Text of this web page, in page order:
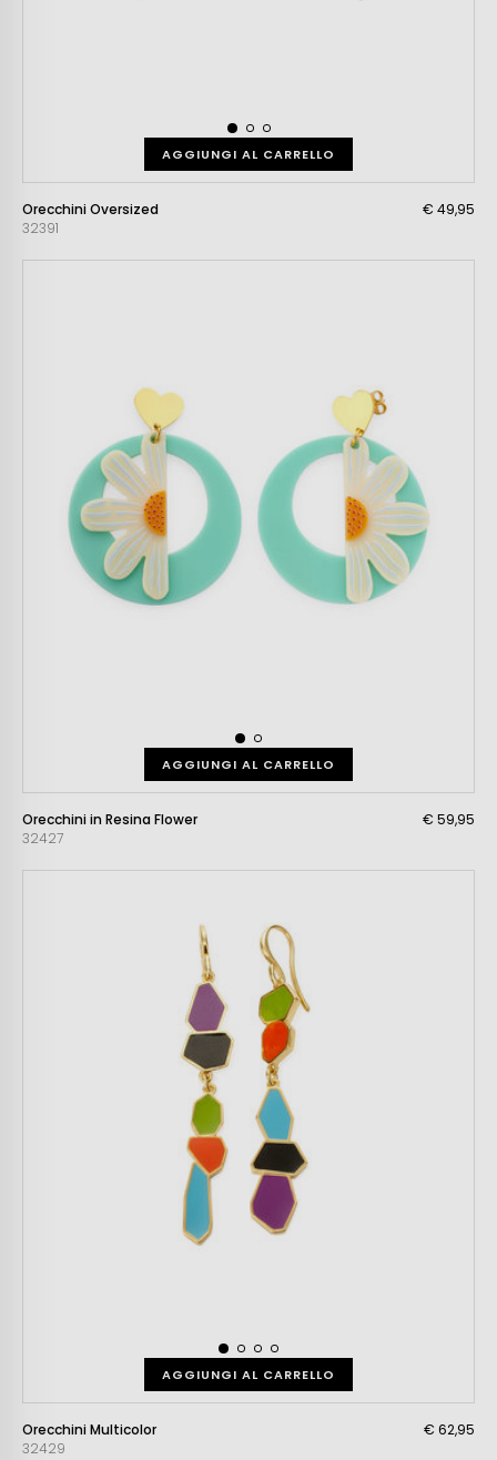
AGGIUNGI AL CARRELLO
Orecchini Oversized
32391
€ 49,95
AGGIUNGI AL CARRELLO
Orecchini in Resina Flower
32427
€ 59,95
AGGIUNGI AL CARRELLO
Orecchini Multicolor
32429
€ 62,95